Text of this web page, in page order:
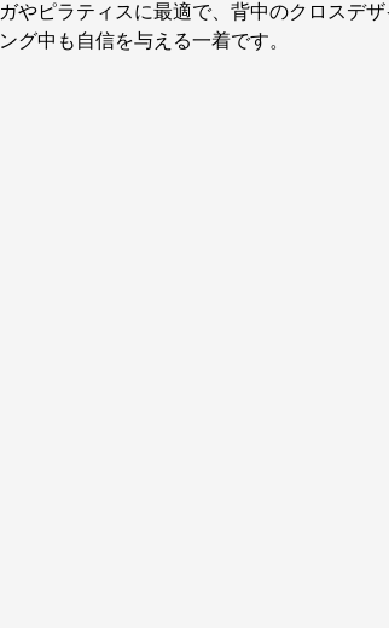
ガやピラティスに最適で、背中のクロスデ
ング中も自信を与える一着です。